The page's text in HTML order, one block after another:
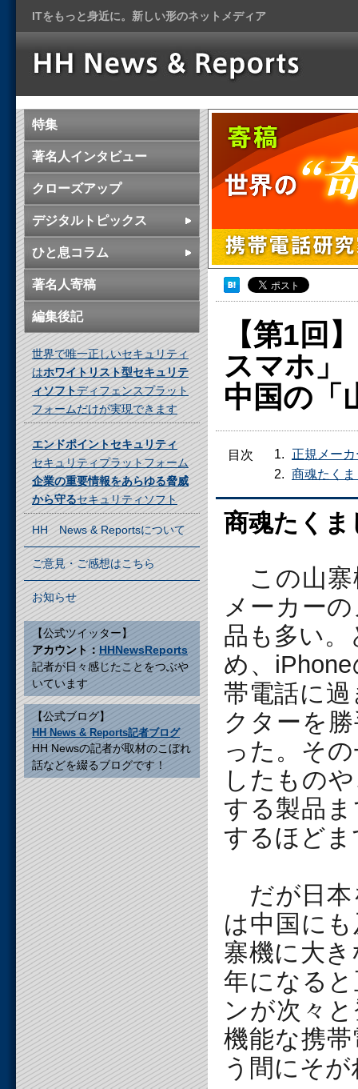
ITをもっと身近に。新しい形のネットメディア
特集
著名人インタビュー
クローズアップ
デジタルトピックス
ひと息コラム
著名人寄稿
編集後記
世界で唯一正しいセキュリティ
はホワイトリスト型セキュリテ
ィソフトディフェンスプラット
フォームだけが実現できます
エンドポイントセキュリティ
セキュリティプラットフォーム
企業の重要情報をあらゆる脅威
から守るセキュリティソフト
HH News & Reportsについて
ご意見・ご感想はこちら
お知らせ
【公式ツイッター】
アカウント： HHNewsReports
記者が日々感じたことをつぶや
いています
【公式ブログ】
HH News & Reports記者ブログ
HH Newsの記者が取材のこぼれ
話などを綴るブログです！
【第1回
スマホ」
中国の「
目次
正規メー
商魂たく
商魂たくま
この山寨
メーカー
品も多い
め、
帯電話に
クターを
った。そ
したもの
する製品
するほど
だが日本
は中国に
寨機に大
年になる
ンが次々
機能な携
う間にそ